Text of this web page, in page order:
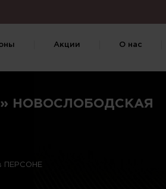
Акции О нас
НОВОСЛОБОДСКАЯ
ПЕРСОНЕ